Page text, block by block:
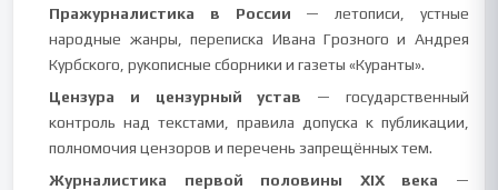
Пражурналистика в России — летописи, устные
народные жанры, переписка Ивана Грозного и Андрея
Курбского, рукописные сборники и газеты «Куранты».
Цензура и цензурный устав — государственный
контроль над текстами, правила допуска к публикации,
полномочия цензоров и перечень запрещённых тем.
Журналистика первой половины XIX века —